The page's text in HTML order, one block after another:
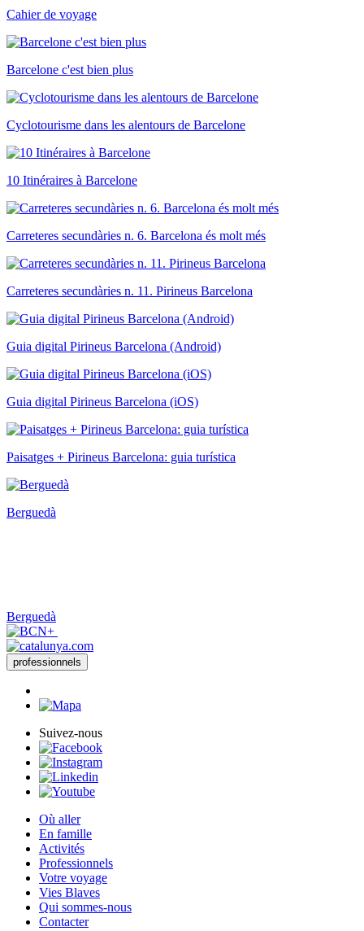
Cahier de voyage
Barcelone c'est bien plus
Cyclotourisme dans les alentours de Barcelone
10 Itinéraires à Barcelone
Carreteres secundàries n. 6. Barcelona és molt més
Carreteres secundàries n. 11. Pirineus Barcelona
Guia digital Pirineus Barcelona (Android)
Guia digital Pirineus Barcelona (iOS)
Paisatges + Pirineus Barcelona: guia turística
Berguedà
Berguedà
professionnels
Suivez-nous
Où aller
En famille
Activités
Professionnels
Votre voyage
Vies Blaves
Qui sommes-nous
Contacter